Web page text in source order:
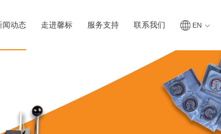
EN
闻动态 走进馨标 服务支持 联系我们